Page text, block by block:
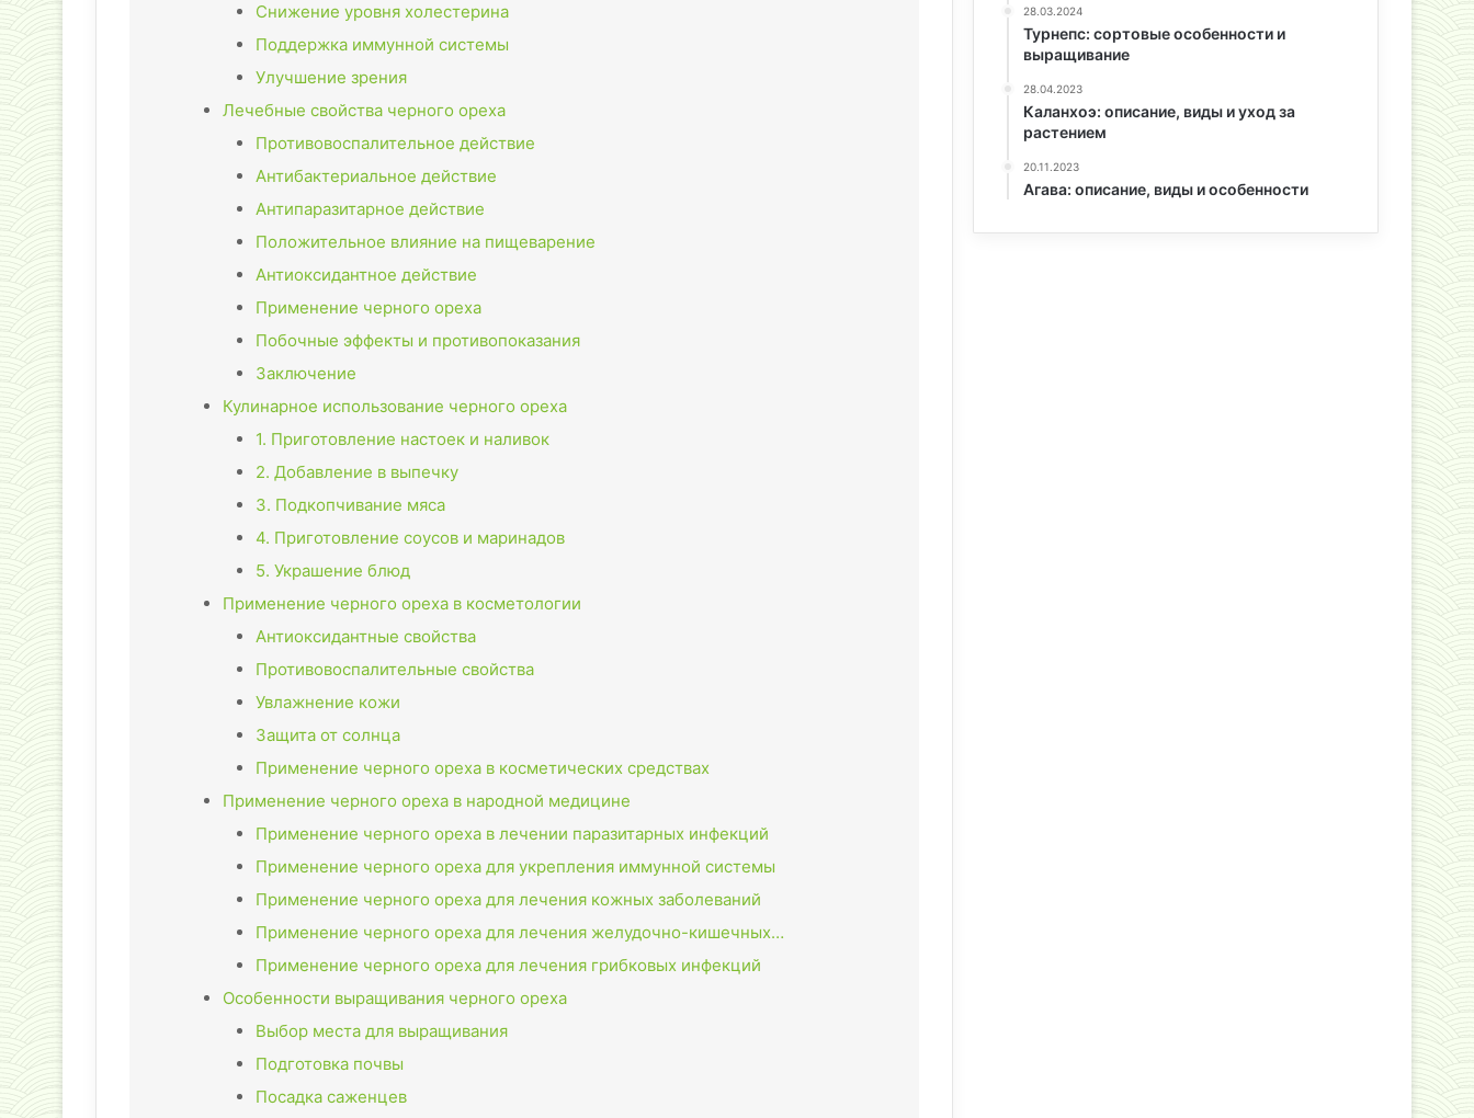
Снижение уровня холестерина
Поддержка иммунной системы
Улучшение зрения
Лечебные свойства черного ореха
Противовоспалительное действие
Антибактериальное действие
Антипаразитарное действие
Положительное влияние на пищеварение
Антиоксидантное действие
Применение черного ореха
Побочные эффекты и противопоказания
Заключение
Кулинарное использование черного ореха
1. Приготовление настоек и наливок
2. Добавление в выпечку
3. Подкопчивание мяса
4. Приготовление соусов и маринадов
5. Украшение блюд
Применение черного ореха в косметологии
Антиоксидантные свойства
Противовоспалительные свойства
Увлажнение кожи
Защита от солнца
Применение черного ореха в косметических средствах
Применение черного ореха в народной медицине
Применение черного ореха в лечении паразитарных инфекций
Применение черного ореха для укрепления иммунной системы
Применение черного ореха для лечения кожных заболеваний
Применение черного ореха для лечения желудочно-кишечных…
Применение черного ореха для лечения грибковых инфекций
Особенности выращивания черного ореха
Выбор места для выращивания
Подготовка почвы
Посадка саженцев
28.03.2024
Турнепс: сортовые особенности и
выращивание
28.04.2023
Каланхоэ: описание, виды и уход за
растением
20.11.2023
Агава: описание, виды и особенности